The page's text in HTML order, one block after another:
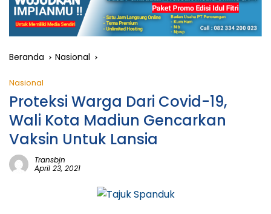
Beranda Nasional
Nasional
Proteksi Warga Dari Covid-19,
Wali Kota Madiun Gencarkan
Vaksin Untuk Lansia
Transbjn
April 23, 2021